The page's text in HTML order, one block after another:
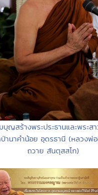
บุญสร้างพระประธานและพระ
านาคำน้อย อุดรธานี (หลวงพ่
ถวาย สันตุสสโก)